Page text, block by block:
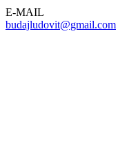
E-MAIL
budajludovit@gmail.com